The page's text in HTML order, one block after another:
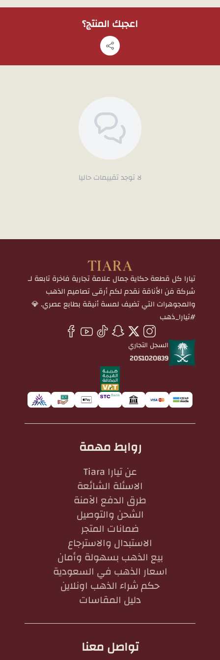
ملاحظة: لمشاهدة تفاصيل المنتج بشكل أوضح قبل الشراء، يمكنك طلب
صور إضافية عبر الواتساب، وسوف نقوم بتصويره بالجوال.
اعجبك المنتج؟
لا توجد تقييمات حاليا
تيارا كل قطعة حكاية جمال علامة تجارية فاخرة تابعة لـ
شركة فن الأناقة نقدم لكم أرقى تصاميم الذهب
والمجوهرات التي تضيف لمسة أنيقة بطابع عصري. 💎
#تيارا_ذهب
السجل التجاري
2051020839
روابط مهمة
عن تيارا Tiara
الاسئلة الشائعة
طرق الدفع الآمنة
الشحن والتوصيل
ضمانات المتجر
الاستبدال والاسترجاع
بيع الذهب بسهولة وأمان
اسعار الذهب في السعودية
حكم شراء الذهب اونلاين
دليل المقاسات
تواصل معنا